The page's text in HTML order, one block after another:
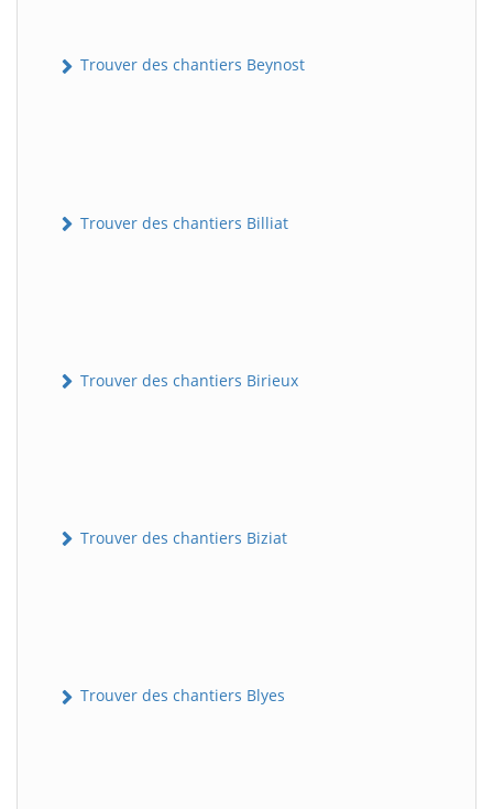
Trouver des chantiers Beynost
Trouver des chantiers Billiat
Trouver des chantiers Birieux
Trouver des chantiers Biziat
Trouver des chantiers Blyes